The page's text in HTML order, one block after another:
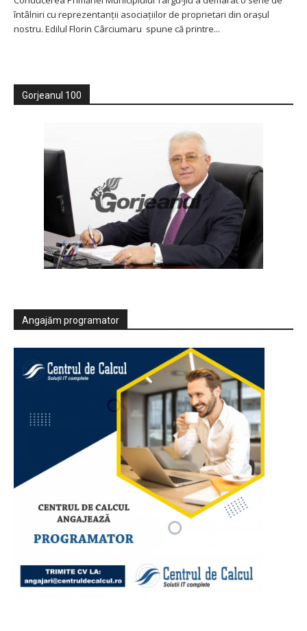
întâlniri cu reprezentanţii asociaţiilor de proprietari din oraşul
nostru. Edilul Florin Cârciumaru spune că printre...
Gorjeanul 100
Angajăm programator